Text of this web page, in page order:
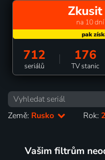
na 10
712
seriálů
176
TV stanic
Země: Rusko Rok:
Vašim filtrům